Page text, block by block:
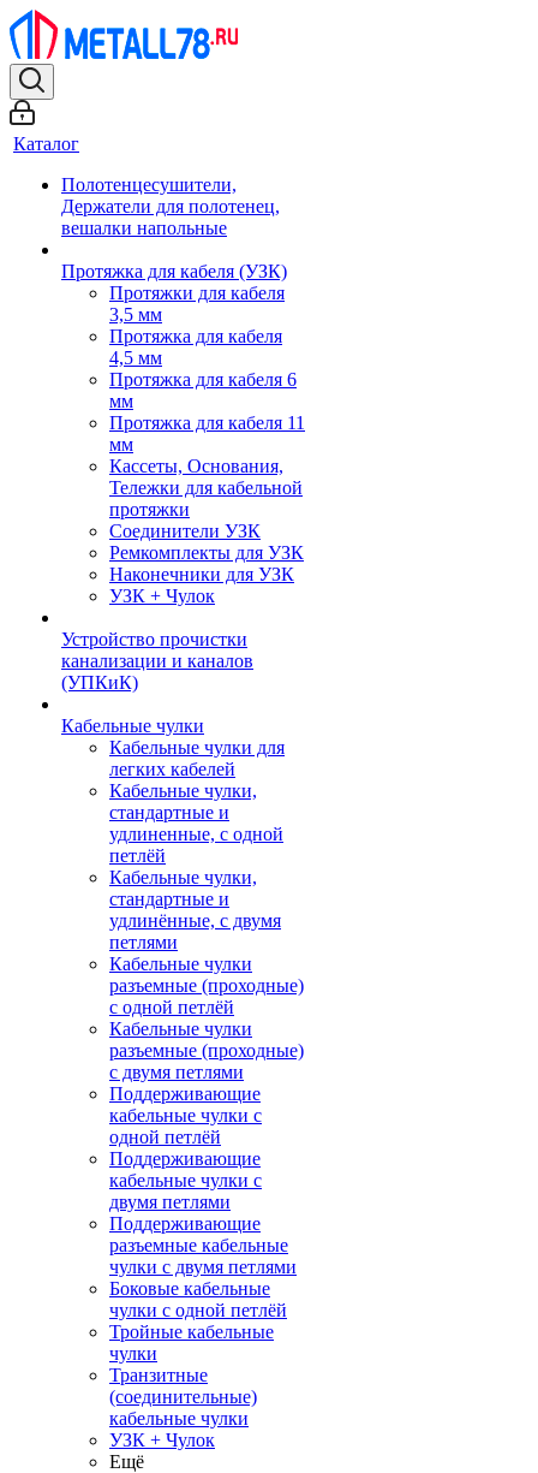
Каталог
Полотенцесушители,
Держатели для полотенец,
вешалки напольные
Протяжка для кабеля (УЗК)
Протяжки для кабеля
3,5 мм
Протяжка для кабеля
4,5 мм
Протяжка для кабеля 6
мм
Протяжка для кабеля 11
мм
Кассеты, Основания,
Тележки для кабельной
протяжки
Соединители УЗК
Ремкомплекты для УЗК
Наконечники для УЗК
УЗК + Чулок
Устройство прочистки
канализации и каналов
(УПКиК)
Кабельные чулки
Кабельные чулки для
легких кабелей
Кабельные чулки,
стандартные и
удлиненные, с одной
петлёй
Кабельные чулки,
стандартные и
удлинённые, с двумя
петлями
Кабельные чулки
разъемные (проходные)
с одной петлёй
Кабельные чулки
разъемные (проходные)
с двумя петлями
Поддерживающие
кабельные чулки с
одной петлёй
Поддерживающие
кабельные чулки с
двумя петлями
Поддерживающие
разъемные кабельные
чулки с двумя петлями
Боковые кабельные
чулки с одной петлёй
Тройные кабельные
чулки
Транзитные
(соединительные)
кабельные чулки
УЗК + Чулок
Ещё